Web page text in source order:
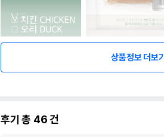
상품정보 더보기
후기 총 46건